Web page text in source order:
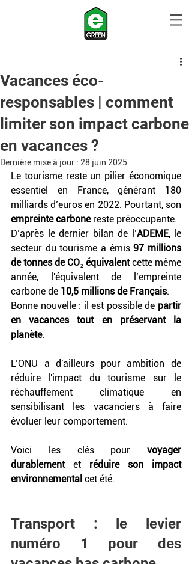
Vacances éco-
responsables | comment
limiter son impact carbone
en vacances ?
Dernière mise à jour : 28 juin 2025
Le tourisme reste un pilier économique
essentiel en France, générant 180
empreinte carbone reste préoccupante.
D’après le dernier bilan de l’ADEME, le
secteur du tourisme a émis 97 millions
de tonnes de CO₂ équivalent cette même
année, l'équivalent de l’empreinte
carbone de 10,5 millions de Français.
Bonne nouvelle : il est possible de partir
en vacances tout en préservant la
planète.
L’ONU a d'ailleurs pour ambition de
réduire l'impact du tourisme sur le
réchauffement climatique en
sensibilisant les vacanciers à faire
évoluer leur comportement.
Voici les clés pour voyager
durablement et réduire son impact
environnemental cet été.
Transport : le levier
numéro 1 pour des